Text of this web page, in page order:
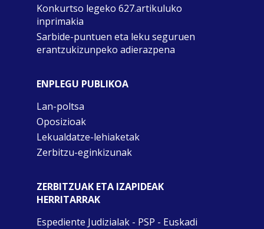
Konkurtso legeko 627.artikuluko
inprimakia
Sarbide-puntuen eta leku seguruen
erantzukizunpeko adierazpena
ENPLEGU PUBLIKOA
Lan-poltsa
Oposizioak
Lekualdatze-lehiaketak
Zerbitzu-eginkizunak
ZERBITZUAK ETA IZAPIDEAK
HERRITARRAK
Espediente Judizialak - PSP - Euskadi